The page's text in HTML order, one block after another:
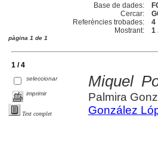
Base de dades:
Cercar:
Referències trobades:
4
Mostrant:
1
pàgina 1 de 1
1 / 4
seleccionar
imprimir
Text complet
Miquel
Palmira
González